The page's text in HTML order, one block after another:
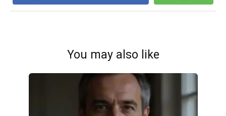
You may also like